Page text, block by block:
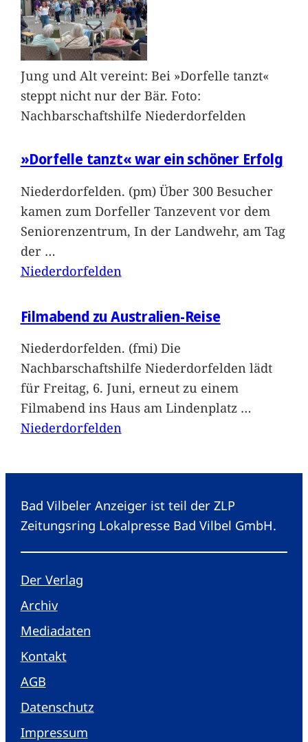
Jung und Alt vereint: Bei »Dorfelle tanzt«
steppt nicht nur der Bär. Foto:
Nachbarschaftshilfe Niederdorfelden
»Dorfelle tanzt« war ein schöner Erfolg
Niederdorfelden. (pm) Über 300 Besucher
kamen zum Dorfeller Tanzevent vor dem
Seniorenzentrum, In der Landwehr, am Tag
der …
Niederdorfelden
Filmabend zu Australien-Reise
Niederdorfelden. (fmi) Die
Nachbarschaftshilfe Niederdorfelden lädt
für Freitag, 6. Juni, erneut zu einem
Filmabend ins Haus am Lindenplatz …
Niederdorfelden
Bad Vilbeler Anzeiger ist teil der ZLP
Zeitungsring Lokalpresse Bad Vilbel GmbH.
Der Verlag
Archiv
Mediadaten
Kontakt
AGB
Datenschutz
Impressum